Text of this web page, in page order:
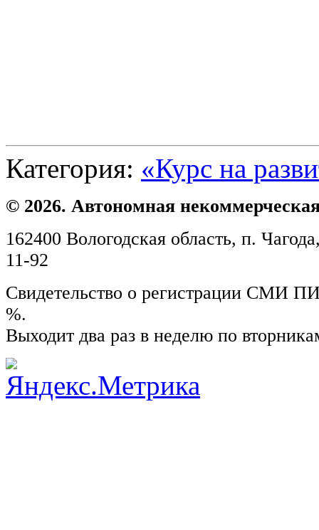
Категория: «Курс на
© 2026. Автономная
162400 Вологодская область, п.
11-92
Свидетельство о регистрации СМИ
%.
Выходит два раз в неделю по